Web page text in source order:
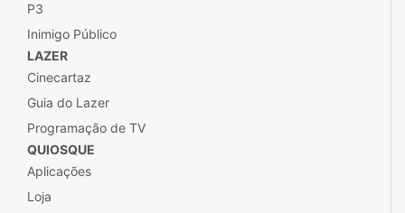
P3
Inimigo Público
LAZER
Cinecartaz
Guia do Lazer
Programação de TV
QUIOSQUE
Aplicações
Loja